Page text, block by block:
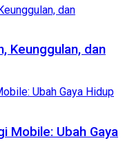
Keunggulan, dan
Mobile: Ubah Gaya